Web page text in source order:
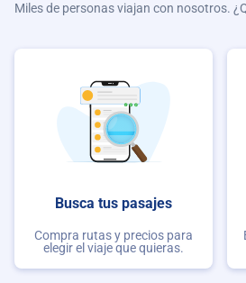
Miles de personas viajan con nosotros.
Busca tus pasajes
Compra rutas y precios para
elegir el viaje que quieras.